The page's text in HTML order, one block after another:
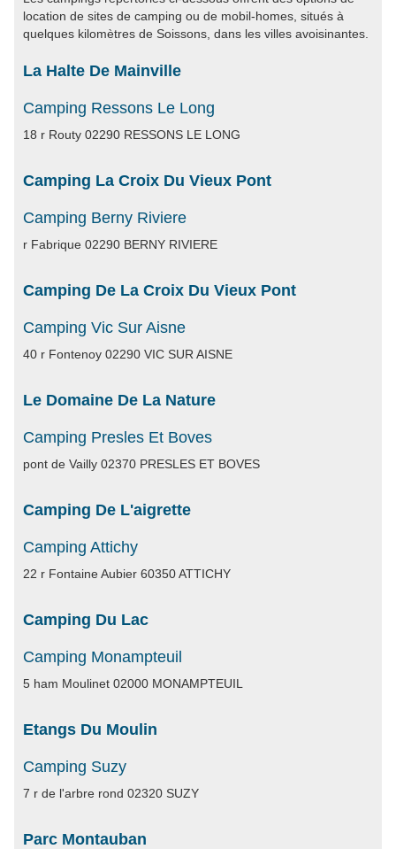
location de sites de camping ou de mobil-homes, situés à
quelques kilomètres de Soissons, dans les villes avoisinantes.
La Halte De Mainville
Camping Ressons Le Long
18 r Routy 02290 RESSONS LE LONG
Camping La Croix Du Vieux Pont
Camping Berny Riviere
r Fabrique 02290 BERNY RIVIERE
Camping De La Croix Du Vieux Pont
Camping Vic Sur Aisne
40 r Fontenoy 02290 VIC SUR AISNE
Le Domaine De La Nature
Camping Presles Et Boves
pont de Vailly 02370 PRESLES ET BOVES
Camping De L'aigrette
Camping Attichy
22 r Fontaine Aubier 60350 ATTICHY
Camping Du Lac
Camping Monampteuil
5 ham Moulinet 02000 MONAMPTEUIL
Etangs Du Moulin
Camping Suzy
7 r de l'arbre rond 02320 SUZY
Parc Montauban